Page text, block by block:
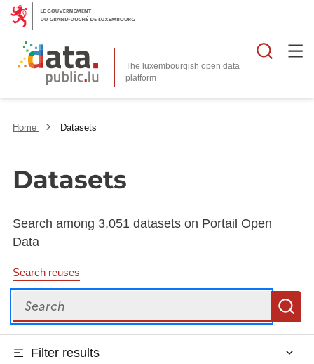
The luxembourgish open data
platform
Home Datasets
Datasets
Search among 3,051 datasets on Portail Open
Data
Search reuses
Search
Filter results